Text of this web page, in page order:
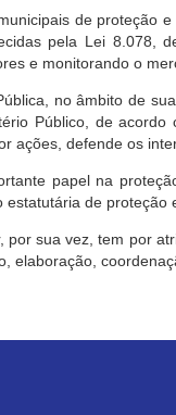
de proteção
pela Lei 8.078,
e monitorando o
no âmbito de
Público, de
ações, defende os
papel na
de proteção
por sua vez, tem por
elaboração,